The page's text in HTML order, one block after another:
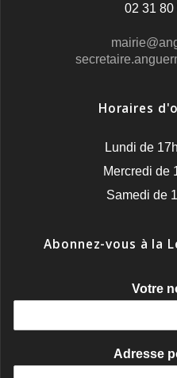
02 31 80
Horaires
Lundi de
Mercredi de
Samedi de
Abonnez-vous à la
Votre
Adresse